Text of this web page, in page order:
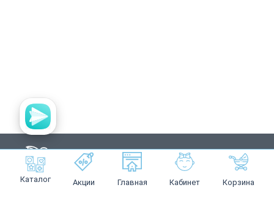
Каталог Акции Главная Кабинет Корзина